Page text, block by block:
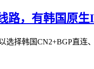
路，有韩国原生
择韩国CN2+BGP直